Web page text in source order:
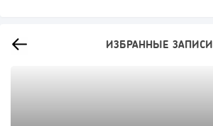
ИЗБРАННЫЕ ЗАПИСИ